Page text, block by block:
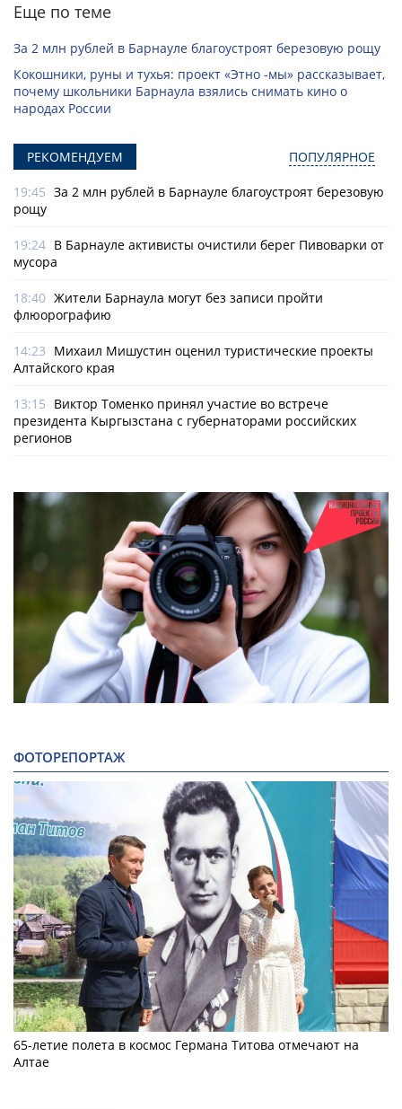
Еще по теме
За 2 млн рублей в Барнауле благоустроят березовую рощу
Кокошники, руны и тухья: проект «Этно -мы» рассказывает,
почему школьники Барнаула взялись снимать кино о
народах России
РЕКОМЕНДУЕМ ПОПУЛЯРНОЕ
19:45 За 2 млн рублей в Барнауле благоустроят березовую
рощу
19:24 В Барнауле активисты очистили берег Пивоварки от
мусора
18:40 Жители Барнаула могут без записи пройти
флюорографию
14:23 Михаил Мишустин оценил туристические проекты
Алтайского края
13:15 Виктор Томенко принял участие во встрече
президента Кыргызстана с губернаторами российских
регионов
ФОТОРЕПОРТАЖ
65-летие полета в космос Германа Титова отмечают на
Алтае